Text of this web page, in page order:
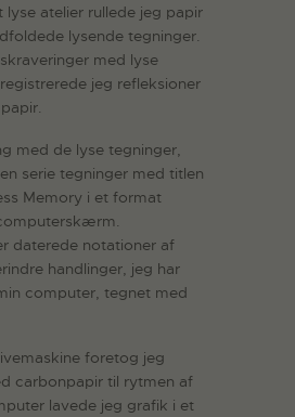
lyse atelier rullede jeg papir
lysende tegninger.
med lyse
jeg refleksioner
med de lyse tegninger,
serie tegninger med titlen
Memory i et format
daterede notationer af
handlinger, jeg har
computer, tegnet med
foretog jeg
carbonpapir til rytmen af
lavede jeg grafik i et